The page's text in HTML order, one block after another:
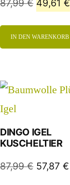
87,99€ 49,61 €
IN DEN WARENKORB
DINGO IGEL
KUSCHELTIER
87,99€ 57,87 €